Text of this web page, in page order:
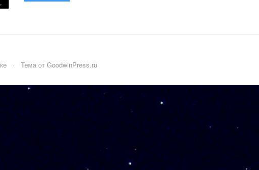
· Тема от GoodwinPress.ru